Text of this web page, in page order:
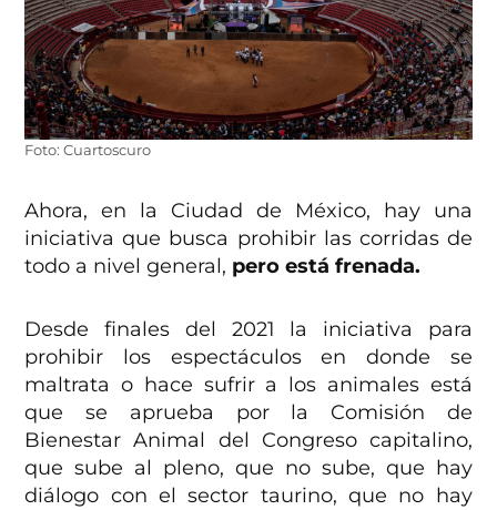
Foto: Cuartoscuro
Ahora, en la Ciudad de México, hay una
iniciativa que busca prohibir las corridas de
todo a nivel general, pero está frenada.
Desde finales del 2021 la iniciativa para
prohibir los espectáculos en donde se
maltrata o hace sufrir a los animales está
que se aprueba por la Comisión de
Bienestar Animal del Congreso capitalino,
que sube al pleno, que no sube, que hay
diálogo con el sector taurino, que no hay